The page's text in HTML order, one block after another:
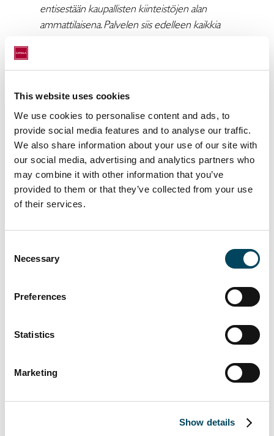
This website uses cookies
We use cookies to personalise content and ads, to
provide social media features and to analyse our traffic.
We also share information about your use of our site with
our social media, advertising and analytics partners who
may combine it with other information that you’ve
provided to them or that they’ve collected from your use
of their services.
Selection
Necessary
Preferences
Statistics
Marketing
Show details
entisestään kaupallisten kiinteistöjen alan
ammattilaisena. Palvelen siis edelleen kaikkia
omistautuneisuudella, kuin ennenkin”, lisää
kiinteistömarkkinoilla, jonka neuvonanto- ja